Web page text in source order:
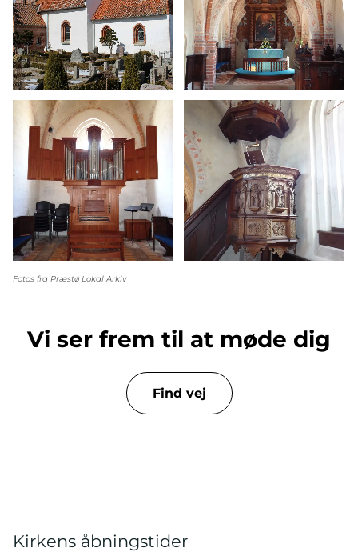
Fotos fra Præstø Lokal Arkiv
Vi ser frem til at møde dig
Find vej
Kirkens åbningstider